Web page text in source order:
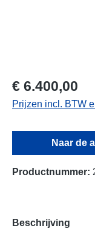
€ 6.400,00
Prijzen incl. BTW
Naar de
Productnummer:
Beschrijving